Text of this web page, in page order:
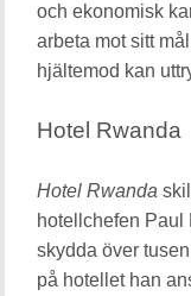
och ekonomisk
arbeta mot sitt
hjältemod kan
Hotel Rwanda
Hotel Rwanda
hotellchefen Paul
skydda över
på hotellet han